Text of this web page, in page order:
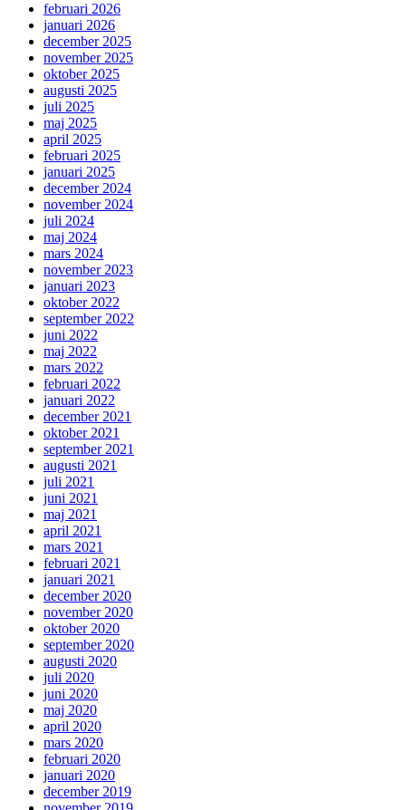
februari 2026
januari 2026
december 2025
november 2025
oktober 2025
augusti 2025
juli 2025
maj 2025
april 2025
februari 2025
januari 2025
december 2024
november 2024
juli 2024
maj 2024
mars 2024
november 2023
januari 2023
oktober 2022
september 2022
juni 2022
maj 2022
mars 2022
februari 2022
januari 2022
december 2021
oktober 2021
september 2021
augusti 2021
juli 2021
juni 2021
maj 2021
april 2021
mars 2021
februari 2021
januari 2021
december 2020
november 2020
oktober 2020
september 2020
augusti 2020
juli 2020
juni 2020
maj 2020
april 2020
mars 2020
februari 2020
januari 2020
december 2019